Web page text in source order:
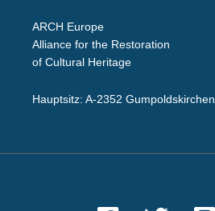
ARCH Europe
Alliance for the Restoration
of Cultural Heritage
Hauptsitz: A-2352 Gumpoldskirchen